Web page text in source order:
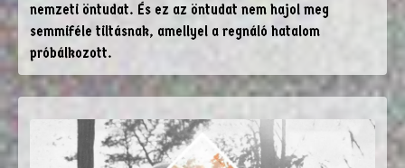
nemzeti öntudat. És ez az öntudat nem hajol meg
semmiféle tiltásnak, amellyel a regnáló hatalom
próbálkozott.